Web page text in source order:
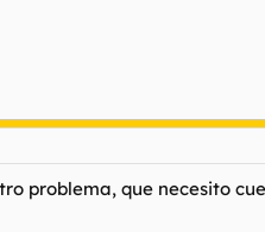
problema, que necesito